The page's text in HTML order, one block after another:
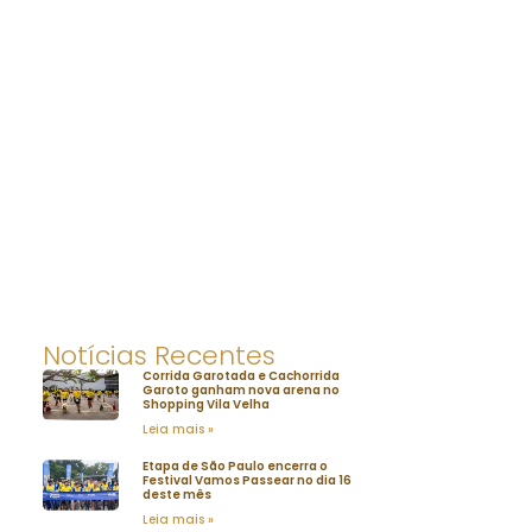
Notícias Recentes
Corrida Garotada e Cachorrida
Garoto ganham nova arena no
Shopping Vila Velha
Leia mais »
Etapa de São Paulo encerra o
Festival Vamos Passear no dia 16
deste mês
Leia mais »